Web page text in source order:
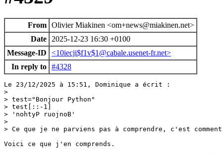
From Olivier Miakinen <om+news@miakinen.net>
Date
2025-12-23 16:30 +0100
Message-ID
<10iecji$f1v$1@cabale.usenet-fr.net>
In reply to #4328
Le 23/12/2025 à 15:51, Dominique a écrit :
>
> test="Bonjour Python"
> test[::-1]
> 'nohtyP ruojnoB'
>
> Ce que je ne parviens pas à comprendre, c'est
Voici ce que j'en comprends.